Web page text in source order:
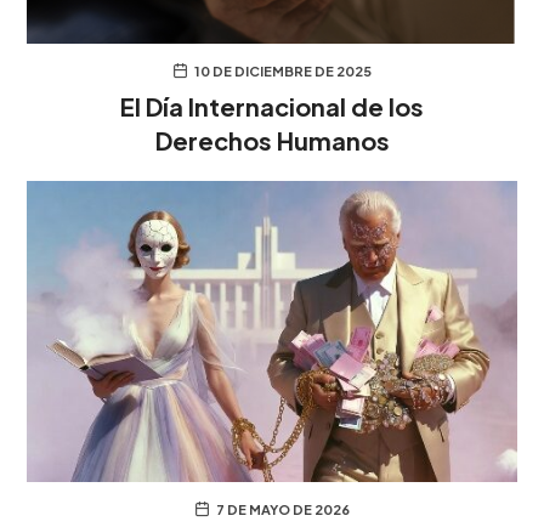
10 DE DICIEMBRE DE 2025
El Día Internacional de los
Derechos Humanos
7 DE MAYO DE 2026